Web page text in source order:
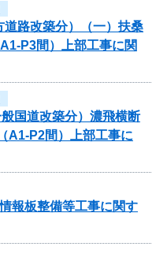
路改築分）（一）扶桑
P3間）上部工事に関
国道改築分）濃飛横断
A1-P2間）上部工事に
報板整備等工事に関す